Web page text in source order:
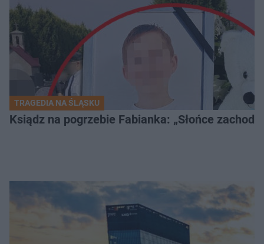
TRAGEDIA NA ŚLĄSKU
Ksiądz na pogrzebie Fabianka: „Słońce